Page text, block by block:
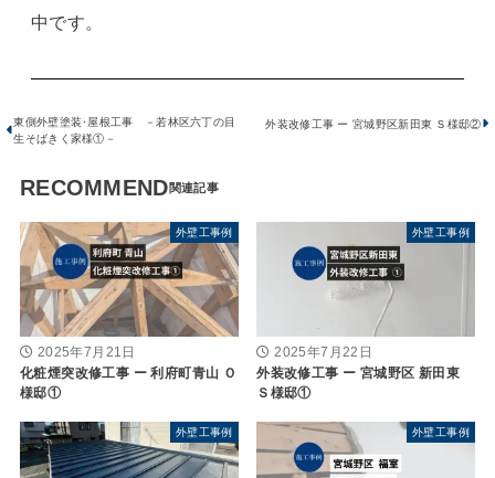
中です。
東側外壁塗装･屋根工事 －若林区六丁の目
生そばきく家様①－
外装改修工事 ー 宮城野区新田東 Ｓ様邸②
RECOMMEND
外壁工事例
2025年7月21日
化粧煙突改修工事 ー 利府町青山 Ｏ
様邸①
外壁工事例
2025年7月22日
外装改修工事 ー 宮城野区 新田東
Ｓ様邸①
外壁工事例 外壁工事例